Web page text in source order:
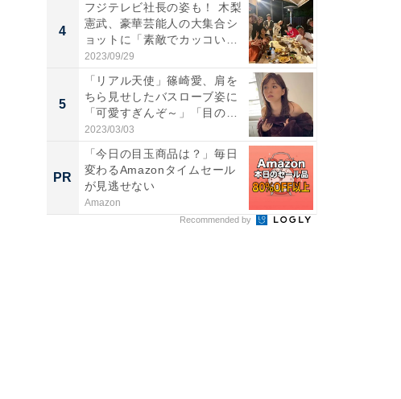
4
フジテレビ社長の姿も！ 木梨
憲武、豪華芸能人の大集合シ
ョットに「素敵でカッコい
い...
2023/09/29
5
「リアル天使」篠崎愛、肩を
ちら見せしたバスローブ姿に
「可愛すぎんぞ～」「目の表
情...
2023/03/03
PR
「今日の目玉商品は？」毎日
変わるAmazonタイムセール
が見逃せない
Amazon
Recommended by